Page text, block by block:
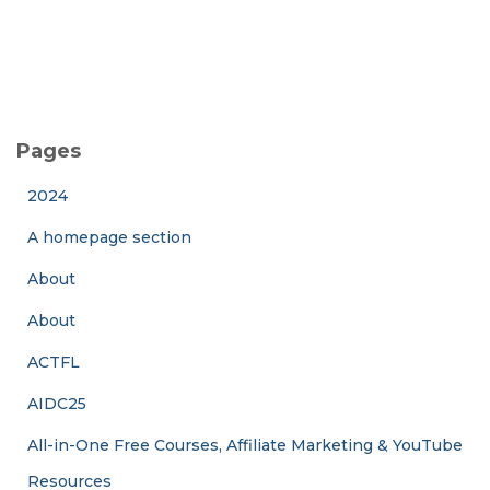
Pages
2024
A homepage section
About
About
ACTFL
AIDC25
All-in-One Free Courses, Affiliate Marketing & YouTube
Resources